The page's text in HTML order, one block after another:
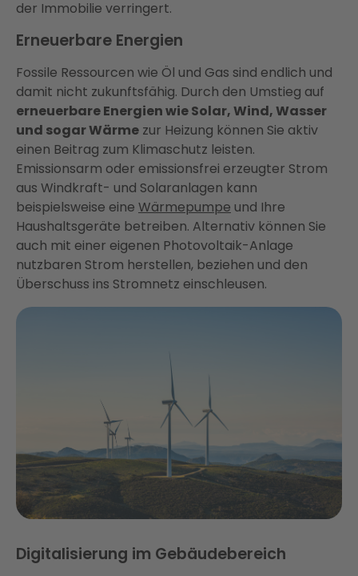
der Immobilie verringert.
Erneuerbare Energien
Fossile Ressourcen wie Öl und Gas sind endlich und
damit nicht zukunftsfähig. Durch den Umstieg auf
erneuerbare Energien wie Solar, Wind, Wasser
und sogar Wärme zur Heizung können Sie aktiv
einen Beitrag zum Klimaschutz leisten.
Emissionsarm oder emissionsfrei erzeugter Strom
aus Windkraft- und Solaranlagen kann
beispielsweise eine Wärmepumpe und Ihre
Haushaltsgeräte betreiben. Alternativ können Sie
auch mit einer eigenen Photovoltaik-Anlage
nutzbaren Strom herstellen, beziehen und den
Überschuss ins Stromnetz einschleusen.
Digitalisierung im Gebäudebereich